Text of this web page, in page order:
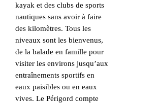
kayak et des clubs de sports
nautiques sans avoir à faire
des kilomètres. Tous les
niveaux sont les bienvenus,
de la balade en famille pour
visiter les environs jusqu’aux
entraînements sportifs en
eaux paisibles ou en eaux
vives. Le Périgord compte